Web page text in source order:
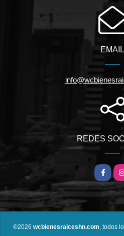
EMAIL
REDES
©2026 wcbienesraiceshn.com , todos